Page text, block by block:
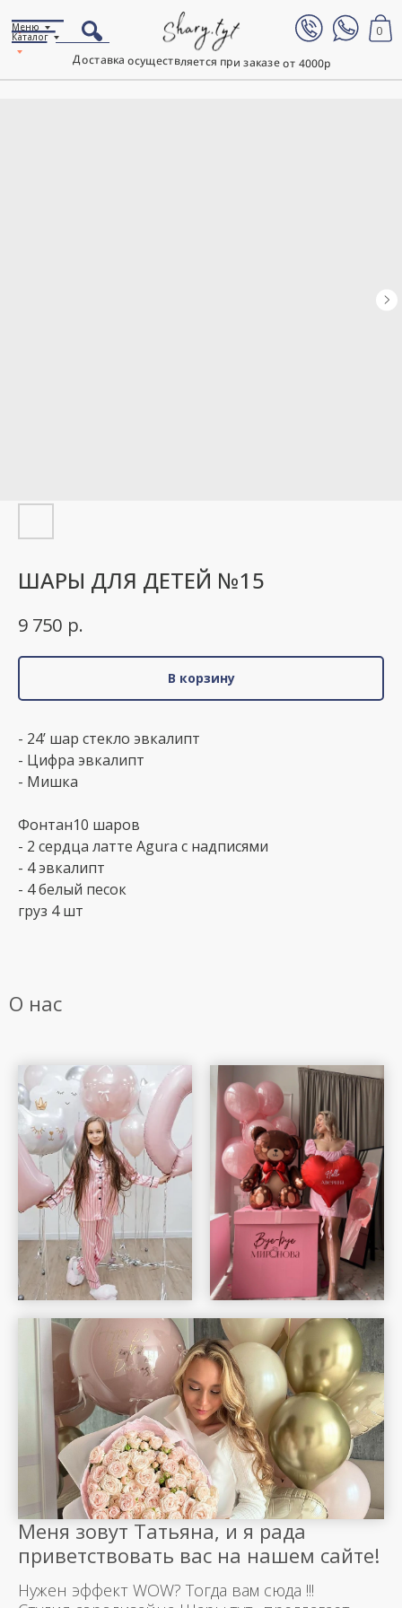
Доставка осуществляется при заказе от 4000р
0
Каталог
Меню
ШАРЫ ДЛЯ ДЕТЕЙ №15
9 750 р.
В корзину
- 24’ шар стекло эвкалипт
- Цифра эвкалипт
- Мишка
Фонтан10 шаров
- 2 сердца латте Agura с надписями
- 4 эвкалипт
- 4 белый песок
груз 4 шт
О нас
Меня зовут Татьяна, и я рада
приветствовать вас на нашем сайте!
Нужен эффект WOW? Тогда вам сюда !!!